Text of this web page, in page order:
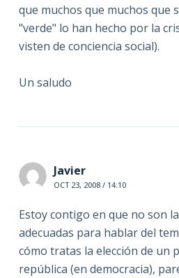
que muchos que muchos que
"verde" lo han hecho por la
visten de conciencia social).
Un saludo
Javier
OCT 23, 2008 / 14:10
Estoy contigo en que no son
adecuadas para hablar del
cómo tratas la elección de un
república (en democracia),